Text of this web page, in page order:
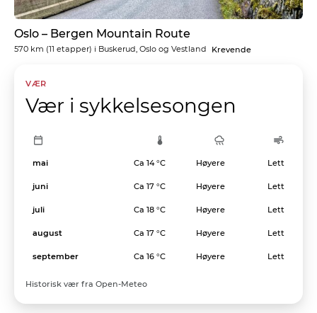
Oslo – Bergen Mountain Route
570 km (11 etapper) i Buskerud, Oslo og Vestland Krevende
VÆR
Vær i sykkelsesongen
mai Ca 14 °C Høyere Lett
juni Ca 17 °C Høyere Lett
juli Ca 18 °C Høyere Lett
august Ca 17 °C Høyere Lett
september Ca 16 °C Høyere Lett
Historisk vær fra Open-Meteo